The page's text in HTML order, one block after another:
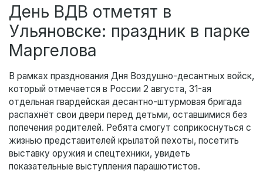
День ВДВ отметят в
Ульяновске: праздник в парке
Маргелова
В рамках празднования Дня Воздушно-десантных войск,
который отмечается в России 2 августа, 31-ая
отдельная гвардейская десантно-штурмовая бригада
распахнёт свои двери перед детьми, оставшимися без
попечения родителей. Ребята смогут соприкоснуться с
жизнью представителей крылатой пехоты, посетить
выставку оружия и спецтехники, увидеть
показательные выступления парашютистов.